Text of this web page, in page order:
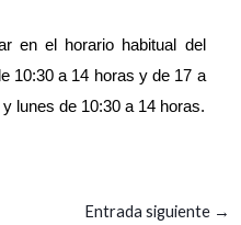
en el horario habitual del
10:30 a 14 horas y de 17 a
lunes de 10:30 a 14 horas.
Entrada siguiente →